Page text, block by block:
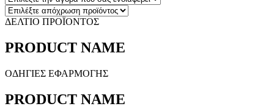
ΔΕΛΤΙΟ ΠΡΟΪΟΝΤΟΣ
PRODUCT NAME
ΟΔΗΓΙΕΣ ΕΦΑΡΜΟΓΗΣ
PRODUCT NAME